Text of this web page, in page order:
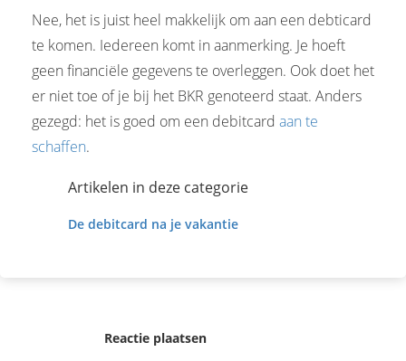
Nee, het is juist heel makkelijk om aan een debticard
te komen. Iedereen komt in aanmerking. Je hoeft
geen financiële gegevens te overleggen. Ook doet het
er niet toe of je bij het BKR genoteerd staat. Anders
gezegd: het is goed om een debitcard aan te
schaffen.
Artikelen in deze categorie
De debitcard na je vakantie
Reactie plaatsen